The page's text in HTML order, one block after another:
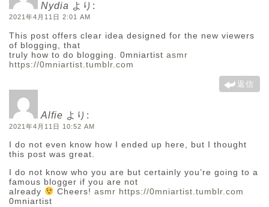
Nydia より:
2021年4月11日 2:01 AM
This post offers clear idea designed for the new viewers
of blogging, that
truly how to do blogging. 0mniartist asmr
https://0mniartist.tumblr.com
返信
Alfie より:
2021年4月11日 10:52 AM
I do not even know how I ended up here, but I thought
this post was great.
I do not know who you are but certainly you’re going to a
famous blogger if you are not
already
Cheers!asmr https://0mniartist.tumblr.com
0mniartist